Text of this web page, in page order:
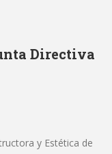
Directiva
y Estética de